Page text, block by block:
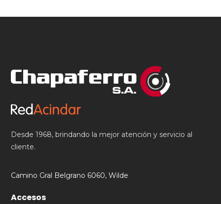
Desde 1968, brindando la mejor atención y servicio al
cliente.
Camino Gral Belgrano 6060, Wilde
Accesos